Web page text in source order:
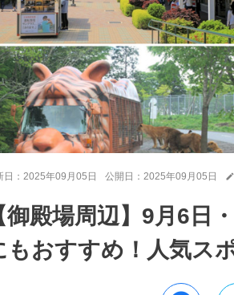
日： 2025年09月05日 公開日： 2025年09月05日
御殿場周辺】9月6日
もおすすめ！人気ス